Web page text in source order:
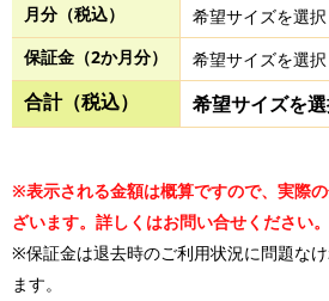
月分（税込）
希望サイズを選
保証金（2か月分）
希望サイズを選
合計（税込） 希望サイズを
※表示される金額は概算ですので、実際
ざいます。詳しくはお問い合せください。
※保証金は退去時のご利用状況に問題な
ます。